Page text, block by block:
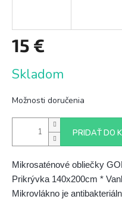
15 €
cena:
Skladom
Možnosti doručenia
PRIDAŤ DO
Mikrosaténové obliečky
Prikrývka 140x200cm *
Mikrovlákno je